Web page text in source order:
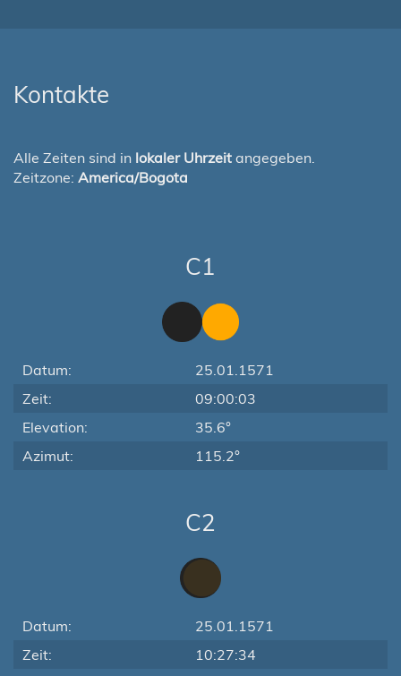
Kontakte
Alle Zeiten sind in lokaler Uhrzeit angegeben.
Zeitzone: America/Bogota
C1
Datum:
25.01.1571
Zeit:
09:00:03
Elevation:
35.6°
Azimut:
115.2°
C2
Datum:
25.01.1571
Zeit:
10:27:34